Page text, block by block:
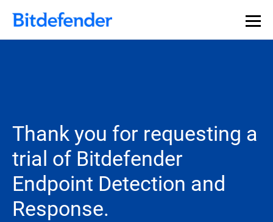
Thank you for requesting a
trial of Bitdefender
Endpoint Detection and
Response.